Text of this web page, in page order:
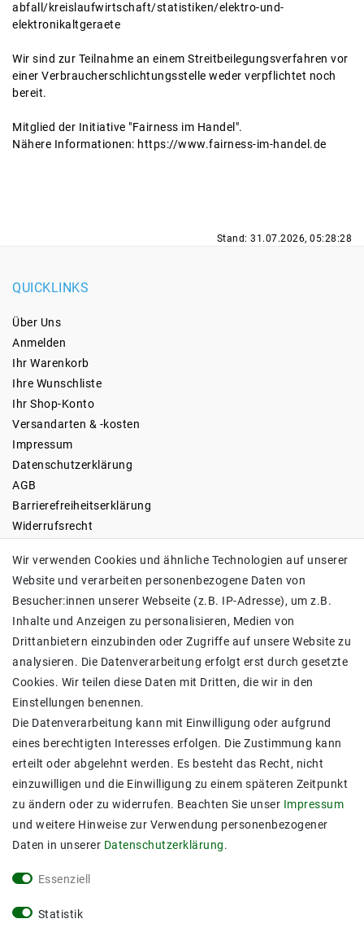
abfall/kreislaufwirtschaft/statistiken/elektro-und-
elektronikaltgeraete
Wir sind zur Teilnahme an einem Streitbeilegungsverfahren vor
einer Verbraucherschlichtungsstelle weder verpflichtet noch
bereit.
Mitglied der Initiative "Fairness im Handel".
Nähere Informationen: https://www.fairness-im-handel.de
Stand: 31.07.2026, 05:28:28
QUICKLINKS
Über Uns
Anmelden
Ihr Warenkorb
Ihre Wunschliste
Ihr Shop-Konto
Versandarten & -kosten
Impressum
Daten­schutz­erklärung
AGB
Barrierefreiheitserklärung
Widerrufs­recht
SICHER BEZAHLEN
ZUVERLÄSSIGE LIEFERUNG
M2OUTLET
Helestra
TCI
Wir verwenden Cookies und ähnliche Technologien auf unserer
Website und verarbeiten personenbezogene Daten von
Besucher:innen unserer Webseite (z.B. IP-Adresse), um z.B.
Inhalte und Anzeigen zu personalisieren, Medien von
Drittanbietern einzubinden oder Zugriffe auf unsere Website zu
analysieren. Die Datenverarbeitung erfolgt erst durch gesetzte
Cookies. Wir teilen diese Daten mit Dritten, die wir in den
Einstellungen benennen.
Die Datenverarbeitung kann mit Einwilligung oder aufgrund
eines berechtigten Interesses erfolgen. Die Zustimmung kann
erteilt oder abgelehnt werden. Es besteht das Recht, nicht
einzuwilligen und die Einwilligung zu einem späteren Zeitpunkt
zu ändern oder zu widerrufen. Beachten Sie unser Impressum
und weitere Hinweise zur Verwendung personenbezogener
Daten in unserer Daten­schutz­erklärung.
Essenziell
Statistik